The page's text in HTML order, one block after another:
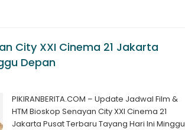
City XXI Cinema 21 Jakarta
Depan
PIKIRANBERITA.COM – Update Jadwal Film &
HTM Bioskop Senayan City XXI Cinema 21
Jakarta Pusat Terbaru Tayang Hari Ini Minggu